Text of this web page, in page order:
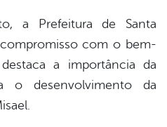
a Prefeitura de Santa
com o bem-
a importância da
o desenvolvimento da